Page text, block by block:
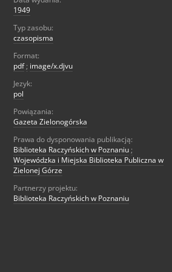
1949
Typ zasobu:
czasopisma
Format:
pdf ; image/x.djvu
Jezyk:
pol
Powiązania:
Gazeta Zielonogórska
Prawa do dysponowania publikacją:
Biblioteka Raczyńskich w Poznaniu ;
Wojewódzka i Miejska Biblioteka Publiczna w
Zielonej Górze
Partnerzy projektu:
Biblioteka Raczyńskich w Poznaniu